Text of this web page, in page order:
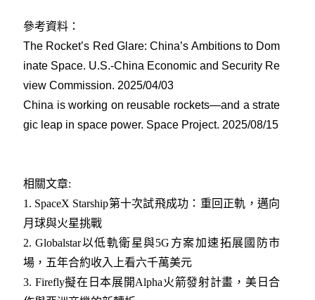
參考資料：
The Rocket’s Red Glare: China’s Ambitions to Dom
inate Space. U.S.-China Economic and Security Re
view Commission. 2025/04/03
China is working on reusable rockets—and a strate
gic leap in space power. Space Project. 2025/08/15
相關文章:
1. SpaceX Starship第十次試飛成功：重回正軌，邁向
月球與火星挑戰
2.Globalstar以低軌衛星與5G方案加速拓展國防市
場，五年合約收入上看六千萬美元
3. Firefly擬在日本展開Alpha火箭發射計畫，美日合